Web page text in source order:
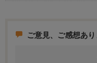
よね
ご意見、ご感想あ